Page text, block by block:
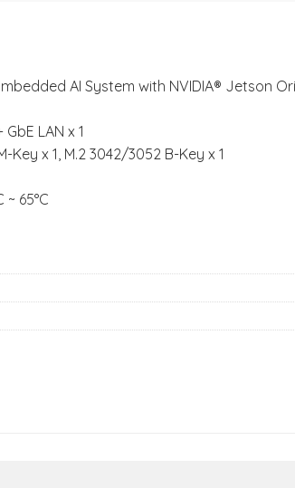
AI System with NVIDIA® Jetson
LAN x 1
Key x 1, M.2 3042/3052 B-Key x 1
65°C